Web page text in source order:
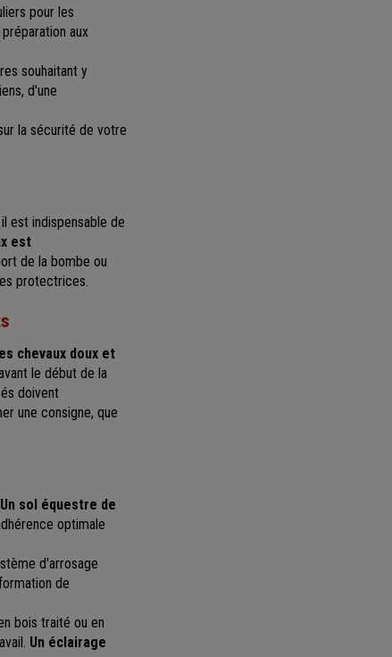
pour les
aux
souhaitant y
d'une
la sécurité de votre
est indispensable de
est
de la bombe ou
protectrices.
chevaux doux et
le début de la
doivent
une consigne, que
Un sol équestre de
optimale
d'arrosage
de
bois traité ou en
Un éclairage